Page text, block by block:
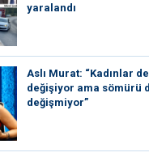
yaralandı
Aslı Murat: “Kadınlar
değişiyor ama sömürü
değişmiyor”